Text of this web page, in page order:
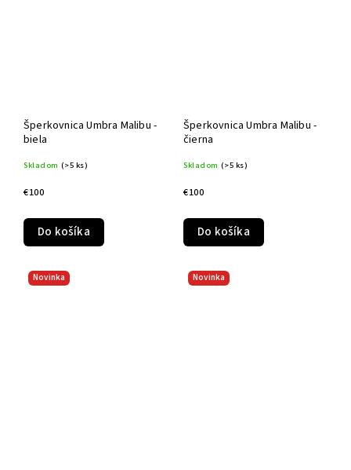
Šperkovnica Umbra Malibu -
biela
Skladom (>5 ks)
€100
Do košíka
Šperkovnica Umbra Malibu -
čierna
Skladom (>5 ks)
€100
Do košíka
Novinka Novinka